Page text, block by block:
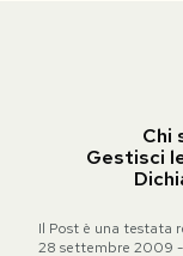
Chi
Gestisci
Il Post è una testata
28 settembre 2009 -